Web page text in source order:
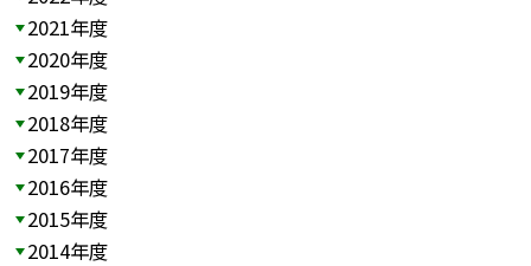
2021年度
2020年度
2019年度
2018年度
2017年度
2016年度
2015年度
2014年度